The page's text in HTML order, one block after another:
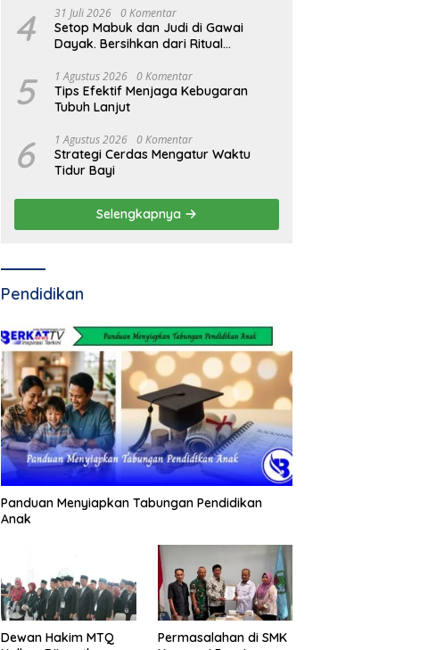
4 31 Juli 2026 0 Komentar
Setop Mabuk dan Judi di Gawai
Dayak. Bersihkan dari Ritual
5 1 Agustus 2026 0 Komentar
Tips Efektif Menjaga Kebugaran
Tubuh Lanjut
6 1 Agustus 2026 0 Komentar
Strategi Cerdas Mengatur Waktu
Tidur Bayi
Selengkapnya
Pendidikan
Panduan Menyiapkan Tabungan Pendidikan
Anak
Dewan Hakim MTQ
Permasalahan di SMK